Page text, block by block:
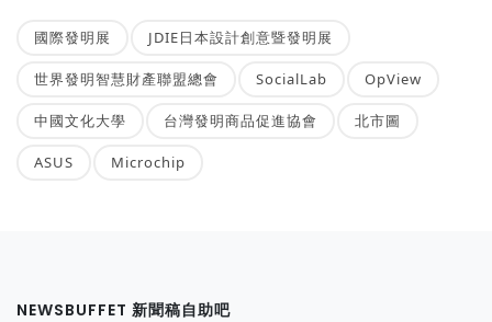
國際發明展 JDIE日本設計創意暨發明展
世界發明智慧財產聯盟總會 SocialLab OpView
中國文化大學 台灣發明商品促進協會 北市圖
ASUS Microchip
NEWSBUFFET 新聞稿自助吧